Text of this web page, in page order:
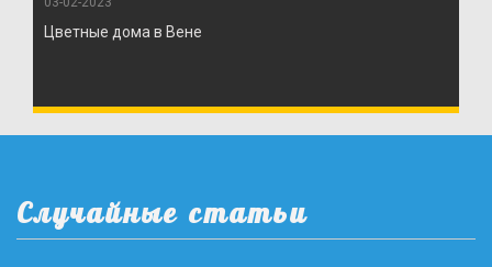
Цветные дома в Вене
Случайные статьи